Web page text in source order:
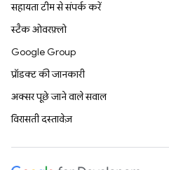
सहायता टीम से संपर्क करें
स्टैक ओवरफ़्लो
Google Group
प्रॉडक्ट की जानकारी
अक्सर पूछे जाने वाले सवाल
विरासती दस्तावेज़